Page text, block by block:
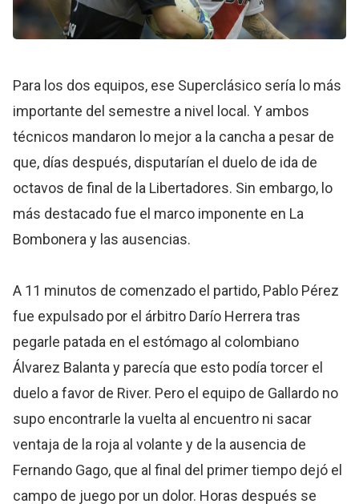
Para los dos equipos, ese Superclásico sería lo más
importante del semestre a nivel local. Y ambos
técnicos mandaron lo mejor a la cancha a pesar de
que, días después, disputarían el duelo de ida de
octavos de final de la Libertadores. Sin embargo, lo
más destacado fue el marco imponente en La
Bombonera y las ausencias.
A 11 minutos de comenzado el partido, Pablo Pérez
fue expulsado por el árbitro Darío Herrera tras
pegarle patada en el estómago al colombiano
Álvarez Balanta y parecía que esto podía torcer el
duelo a favor de River. Pero el equipo de Gallardo no
supo encontrarle la vuelta al encuentro ni sacar
ventaja de la roja al volante y de la ausencia de
Fernando Gago, que al final del primer tiempo dejó el
campo de juego por un dolor. Horas después se